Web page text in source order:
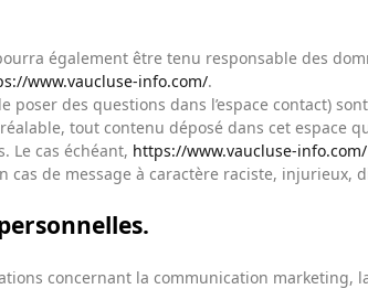
également être tenu responsable des
www.vaucluse-info.com/.
poser des questions dans l’espace contact)
tout contenu déposé dans cet
Le cas échéant, https://www.vaucluse-info.com/
cas de message à caractère raciste,
concernant la communication marketing,